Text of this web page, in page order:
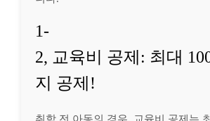
1-
2, 교육비 공제: 최대
지 공제!